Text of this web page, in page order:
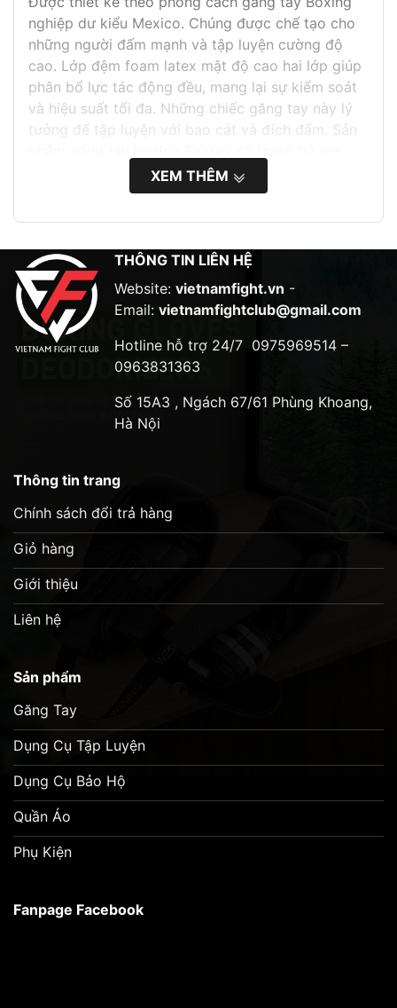
nghiệp dư kiểu Mexico. Chúng được chế tạo cho
những người đấm mạnh và tập luyện cường độ
cao. Lớp đệm foam latex mật độ cao hai lớp giúp
phân bổ lực tác động đều, mang lại sự kiểm soát
và hiệu suất tối đa. Những chiếc găng tay này lý
tưởng để tập luyện với bao cát và đích đấm. Sản
nắm (grip bar) để kiểm soát tốt hơn và chống sốc,
cùng với thanh hỗ trợ ngón tay bên trong để cải
Tính năng:
Làm từ da thật
Lớp đệm mút latex mật độ cao, hai lớp
Hệ thống đệm có trọng lượng được chế tạo để
Lớp lót nylon chống thấm nước bảo vệ phần
XEM THÊM
THÔNG TIN LIÊN HỆ
Website: vietnamfight.vn -
Email: vietnamfightclub@gmail.com
Hotline hỗ trợ 24/7 0975969514 –
0963831363
Số 15A3 , Ngách 67/61 Phùng Khoang,
Hà Nội
Thông tin trang
Chính sách đổi trả hàng
Giỏ hàng
Giới thiệu
Liên hệ
Sản phẩm
Găng Tay
Dụng Cụ Tập Luyện
Dụng Cụ Bảo Hộ
Quần Áo
Phụ Kiện
Fanpage Facebook